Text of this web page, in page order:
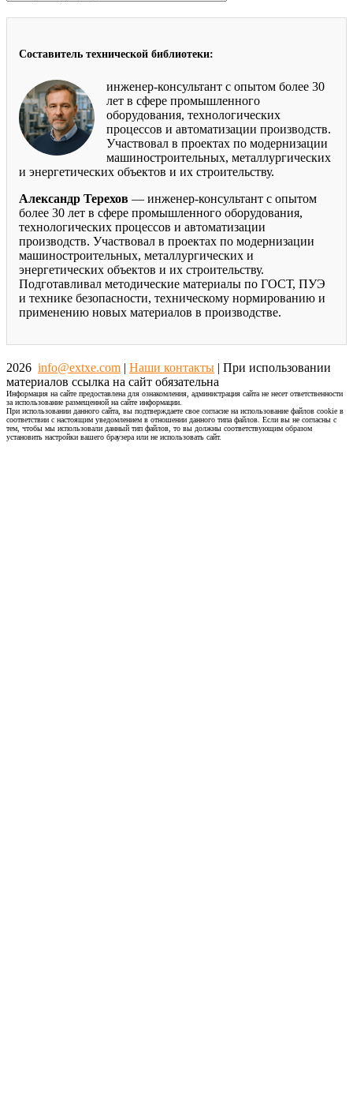
Составитель технической библиотеки:
инженер-консультант с опытом более 30
лет в сфере промышленного
оборудования, технологических
процессов и автоматизации производств.
Участвовал в проектах по модернизации
машиностроительных, металлургических
и энергетических объектов и их строительству.
Александр Терехов — инженер-консультант с опытом
более 30 лет в сфере промышленного оборудования,
технологических процессов и автоматизации
производств. Участвовал в проектах по модернизации
машиностроительных, металлургических и
энергетических объектов и их строительству.
Подготавливал методические материалы по ГОСТ, ПУЭ
и технике безопасности, техническому нормированию и
применению новых материалов в производстве.
2026 info@extxe.com | Наши контакты | При использовании
материалов ссылка на сайт обязательна
Информация на сайте предоставлена для ознакомления, администрация сайта не несет ответственности
за использование размещенной на сайте информации.
При использовании данного сайта, вы подтверждаете свое согласие на использование файлов cookie в
соответствии с настоящим уведомлением в отношении данного типа файлов. Если вы не согласны с
тем, чтобы мы использовали данный тип файлов, то вы должны соответствующим образом
установить настройки вашего браузера или не использовать сайт.